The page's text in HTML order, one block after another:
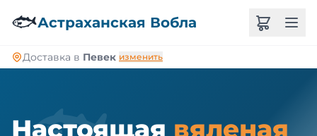
🐟Астраханская Вобла
Доставка в Певек изменить
Настоящая вяленая